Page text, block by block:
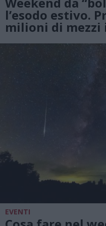
l’esodo estivo.
milioni di mezzi
EVENTI